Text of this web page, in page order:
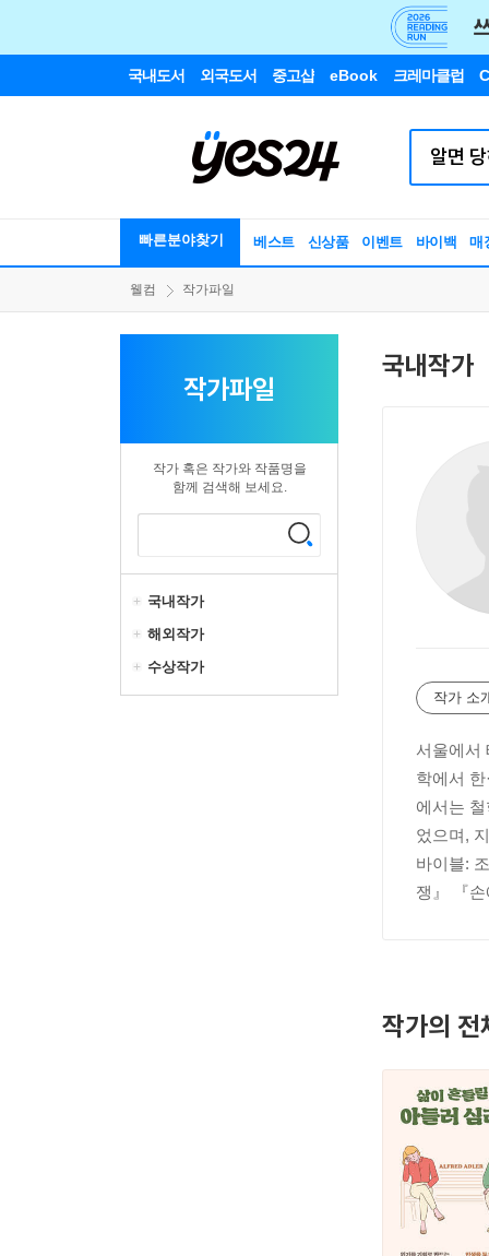
국내도서 외국도서 중고샵 eBook 크레마클럽
빠른분야찾기 베스트 신상품 이벤트 바이백 매
웰컴 작가파일
작가파일
작가 혹은 작가와 작품명을
함께 검색해 보세요.
국내작가
해외작가
수상작가
국내작가
작가 소
서울에서
학에서
에서는
었으며,
바이블:
쟁』 『
작가의 전